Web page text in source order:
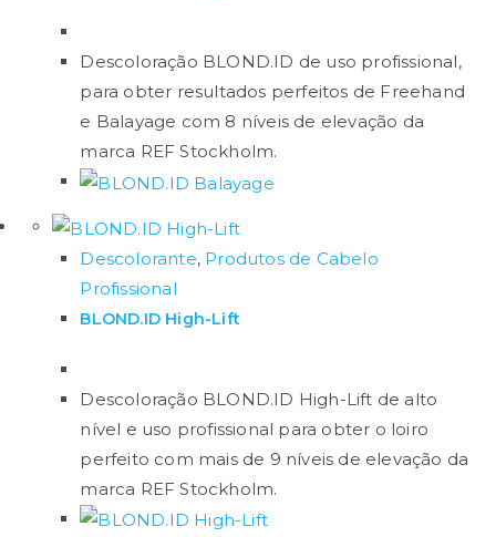
azul)?
Uma pergunta polémica, mas a verdade é que não
faz diferença o pó descolorante ser branco, azul ou
até violeta pois todos trazem o mesmo composto.
impressão que o tom esteja mais claro ao cabelo
porque dá uma falsa impressão de que não existe
laranja no meio.
certo o fundo de clareamento real para que não
tenha problemas no final do processo.
Quanto tempo deve manter o
descolorante no cabelo?
Descoloração BLOND.ID de uso profissional,
para obter resultados perfeitos de Freehand
e Balayage com 8 níveis de elevação da
marca REF Stockholm.
Descolorante, Produtos de Cabelo
Profissional
BLOND.ID High-Lift
Descoloração BLOND.ID High-Lift de alto
nível e uso profissional para obter o loiro
perfeito com mais de 9 níveis de elevação da
marca REF Stockholm.